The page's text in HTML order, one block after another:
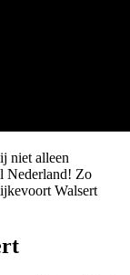
niet alleen
Nederland! Zo
Walsert